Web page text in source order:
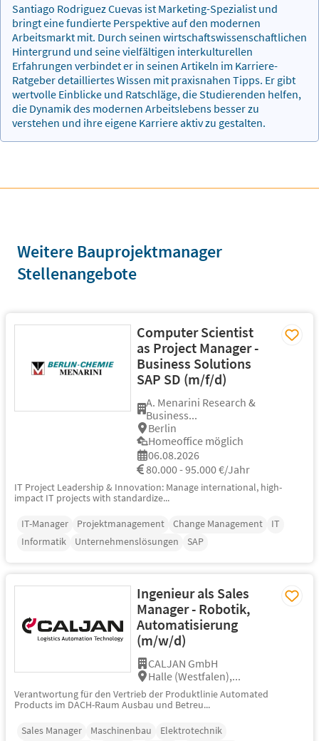
Santiago Rodriguez Cuevas ist Marketing-Spezialist und
bringt eine fundierte Perspektive auf den modernen
Arbeitsmarkt mit. Durch seinen wirtschaftswissenschaftlichen
Hintergrund und seine vielfältigen interkulturellen
Erfahrungen verbindet er in seinen Artikeln im Karriere-
Ratgeber detailliertes Wissen mit praxisnahen Tipps. Er gibt
wertvolle Einblicke und Ratschläge, die Studierenden helfen,
die Dynamik des modernen Arbeitslebens besser zu
verstehen und ihre eigene Karriere aktiv zu gestalten.
Weitere Bauprojektmanager
Stellenangebote
Computer Scientist
as Project Manager -
Business Solutions
SAP SD (m/f/d)
A. Menarini Research &
Business...
Berlin
Homeoffice möglich
06.08.2026
80.000 - 95.000 €/Jahr
IT Project Leadership & Innovation: Manage international, high-
impact IT projects with standardize...
IT-Manager
Projektmanagement Change Management
IT
Informatik
Unternehmenslösungen SAP
Ingenieur als Sales
Manager - Robotik,
Automatisierung
(m/w/d)
CALJAN GmbH
Halle (Westfalen),...
Verantwortung für den Vertrieb der Produktlinie Automated
Products im DACH-Raum Ausbau und Betreu...
Sales Manager
Maschinenbau
Elektrotechnik